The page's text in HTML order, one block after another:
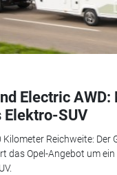
Electric AWD:
SUV
Reichweite: Der
das Opel-Angebot um